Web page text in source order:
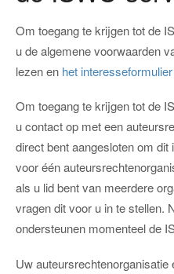
Om toegang te krijgen tot de
u de algemene voorwaarden
lezen en het
Om toegang te krijgen tot de
u contact op met een
direct bent aangesloten om
voor één
als u lid bent van meerdere
vragen dit voor u in te stellen.
ondersteunen momenteel de
Uw